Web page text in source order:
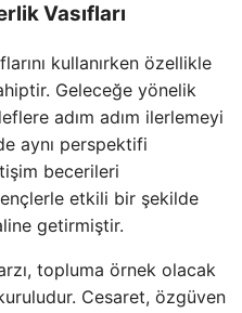
Vasıfları
kullanırken özellikle
Geleceğe yönelik
adım adım ilerlemeyi
aynı perspektifi
becerileri
etkili bir şekilde
getirmiştir.
topluma örnek olacak
Cesaret, özgüven